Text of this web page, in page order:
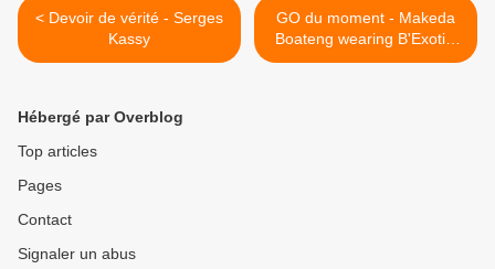
< Devoir de vérité - Serges
Kassy
GO du moment - Makeda
Boateng wearing B'ExotiQ
by Bee Arthur >
Hébergé par Overblog
Top articles
Pages
Contact
Signaler un abus